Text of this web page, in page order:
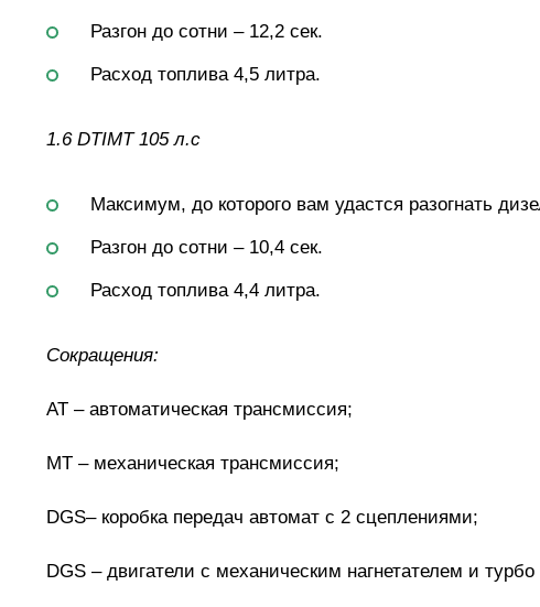
Разгон до сотни – 12,2 сек.
Расход топлива 4,5 литра.
1.6 DTIМТ 105 л.с
Максимум, до которого вам удастся разогнать
Разгон до сотни – 10,4 сек.
Расход топлива 4,4 литра.
Сокращения:
АТ – автоматическая трансмиссия;
МТ – механическая трансмиссия;
DGS– коробка передач автомат с 2 сцеплениями;
DGS – двигатели с механическим нагнетателем и